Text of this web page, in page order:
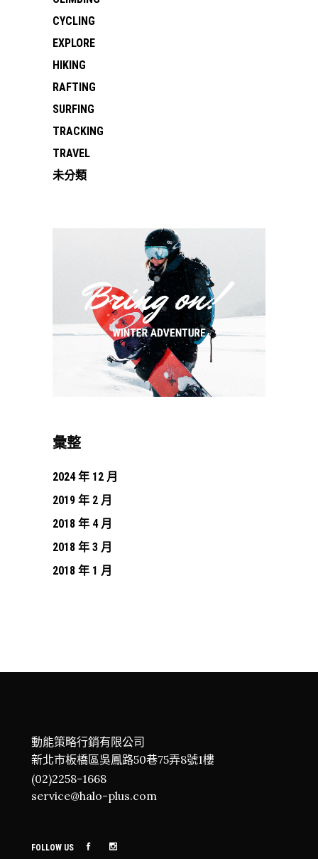
CYCLING
EXPLORE
HIKING
RAFTING
SURFING
TRACKING
TRAVEL
未分類
彙整
2024 年 12 月
2019 年 2 月
2018 年 4 月
2018 年 3 月
2018 年 1 月
動能策略行銷有限公司
新北市板橋區吳鳳路50巷75弄8號1樓
(02)2258-1668
service@halo-plus.com
FOLLOW US